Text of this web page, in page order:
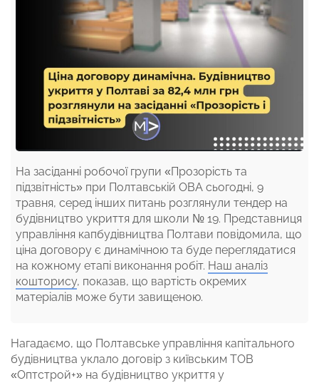
На засіданні робочої групи «Прозорість та
підзвітність» при Полтавській ОВА сьогодні, 9
травня, серед інших питань розглянули тендер на
будівництво укриття для школи № 19. Представниця
управління капбудівництва Полтави повідомила, що
ціна договору є динамічною та буде переглядатися
на кожному етапі виконання робіт. Наш аналіз
кошторису, показав, що вартість окремих
матеріалів може бути завищеною.
Нагадаємо, що Полтавське управління капітального
будівництва уклало договір з київським ТОВ
«Оптстрой+» на будівництво укриття у